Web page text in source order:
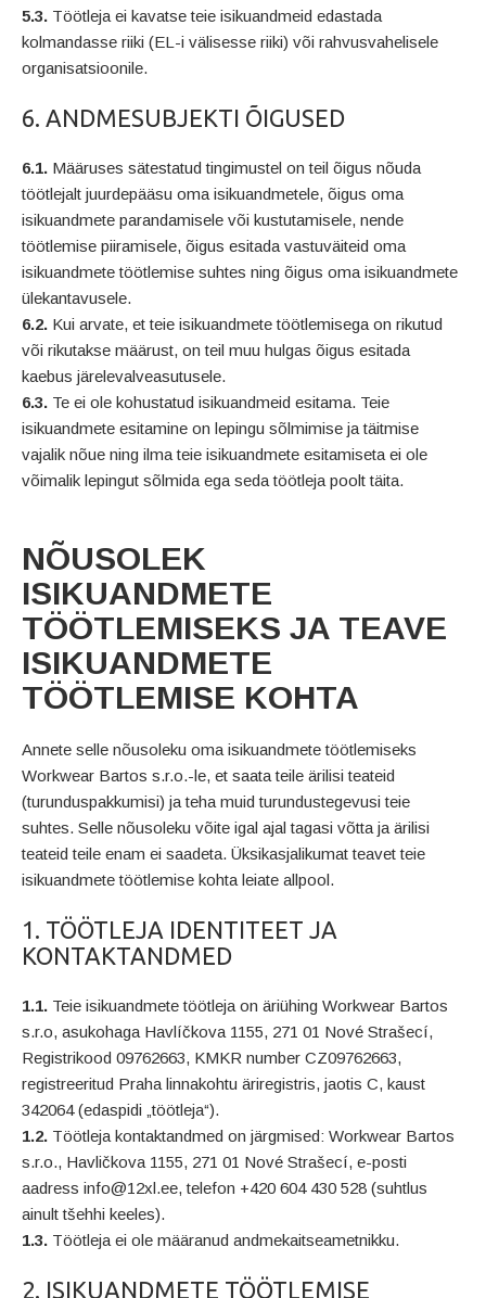
5.3. Töötleja ei kavatse teie isikuandmeid edastada
kolmandasse riiki (EL-i välisesse riiki) või rahvusvahelisele
organisatsioonile.
6. ANDMESUBJEKTI ÕIGUSED
6.1. Määruses sätestatud tingimustel on teil õigus nõuda
töötlejalt juurdepääsu oma isikuandmetele, õigus oma
isikuandmete parandamisele või kustutamisele, nende
töötlemise piiramisele, õigus esitada vastuväiteid oma
isikuandmete töötlemise suhtes ning õigus oma isikuandmete
ülekantavusele.
6.2. Kui arvate, et teie isikuandmete töötlemisega on rikutud
või rikutakse määrust, on teil muu hulgas õigus esitada
kaebus järelevalveasutusele.
6.3. Te ei ole kohustatud isikuandmeid esitama. Teie
isikuandmete esitamine on lepingu sõlmimise ja täitmise
vajalik nõue ning ilma teie isikuandmete esitamiseta ei ole
võimalik lepingut sõlmida ega seda töötleja poolt täita.
NÕUSOLEK
ISIKUANDMETE
TÖÖTLEMISEKS JA TEAVE
ISIKUANDMETE
TÖÖTLEMISE KOHTA
Annete selle nõusoleku oma isikuandmete töötlemiseks
Workwear Bartos s.r.o.-le, et saata teile ärilisi teateid
(turunduspakkumisi) ja teha muid turundustegevusi teie
suhtes. Selle nõusoleku võite igal ajal tagasi võtta ja ärilisi
teateid teile enam ei saadeta. Üksikasjalikumat teavet teie
isikuandmete töötlemise kohta leiate allpool.
1. TÖÖTLEJA IDENTITEET JA
KONTAKTANDMED
1.1. Teie isikuandmete töötleja on äriühing Workwear Bartos
s.r.o, asukohaga Havlíčkova 1155, 271 01 Nové Strašecí,
Registrikood 09762663, KMKR number CZ09762663,
registreeritud Praha linnakohtu äriregistris, jaotis C, kaust
342064 (edaspidi „töötleja“).
1.2. Töötleja kontaktandmed on järgmised: Workwear Bartos
s.r.o., Havličkova 1155, 271 01 Nové Strašecí, e-posti
aadress info@12xl.ee, telefon +420 604 430 528 (suhtlus
ainult tšehhi keeles).
1.3. Töötleja ei ole määranud andmekaitseametnikku.
2. ISIKUANDMETE TÖÖTLEMISE